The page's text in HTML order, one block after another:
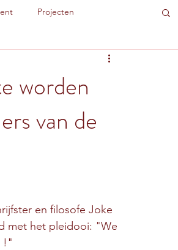
Projecten
worden
van de
en filosofe Joke
met het pleidooi: "We
!"